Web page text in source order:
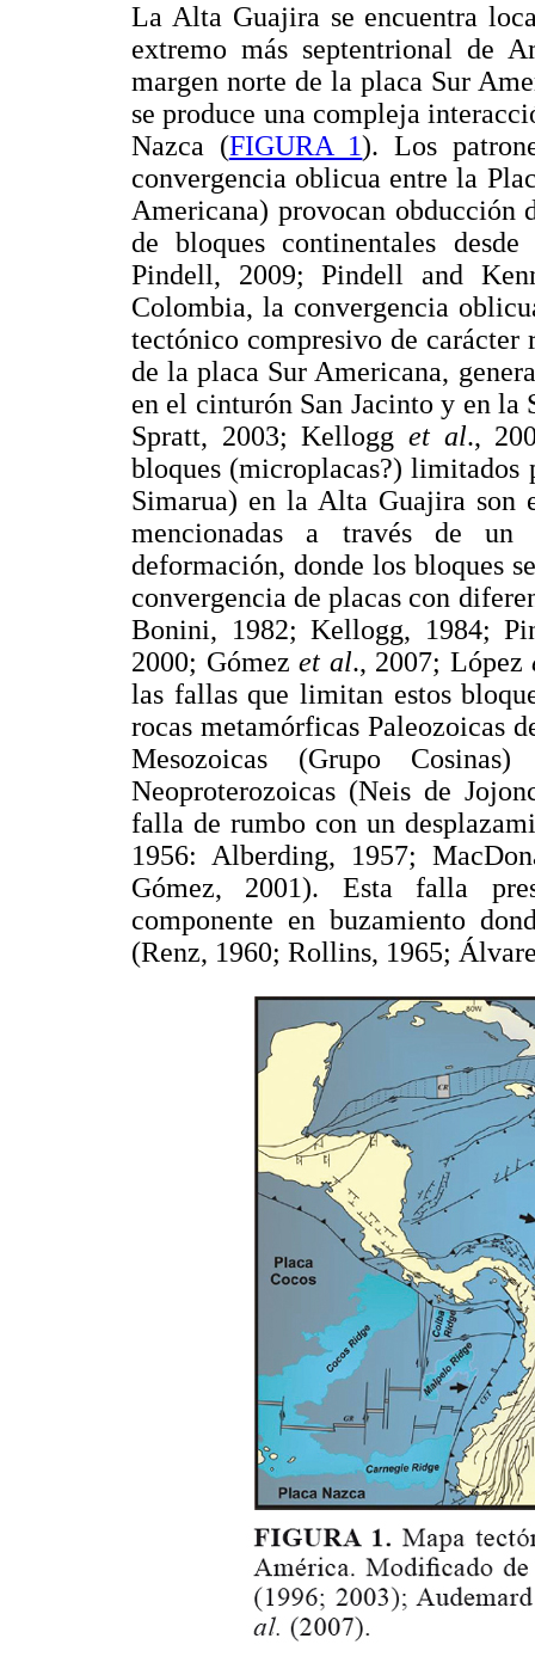
La Alta Guajira se encuentra
extremo más septentrional de
margen norte de la placa Sur
se produce una compleja
Nazca (FIGURA 1). Los
convergencia oblicua entre la
Americana) provocan obducción
de bloques continentales
Pindell, 2009; Pindell and
Colombia, la convergencia
tectónico compresivo de
de la placa Sur Americana,
en el cinturón San Jacinto y en
Spratt, 2003; Kellogg et al.,
bloques (microplacas?)
Simarua) en la Alta Guajira son
mencionadas a través de
deformación, donde los bloques
convergencia de placas con
Bonini, 1982; Kellogg, 1984;
2000; Gómezet al., 2007; López
las fallas que limitan estos
rocas metamórficas Paleozoicas
Mesozoicas (Grupo
Neoproterozoicas (Neis de
falla de rumbo con un
1956: Alberding, 1957;
Gómez, 2001). Esta falla
componente en buzamiento
(Renz, 1960; Rollins, 1965;